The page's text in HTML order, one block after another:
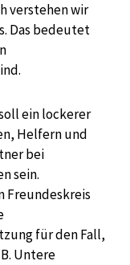
verstehen wir
Das bedeutet
ein lockerer
Helfern und
bei
sein.
Freundeskreis
für den Fall,
Untere